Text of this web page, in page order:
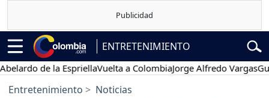
ENTRETENIMIENTO
de la EspriellaVuelta a ColombiaJorge Alfredo Vargas
Entretenimiento Noticias